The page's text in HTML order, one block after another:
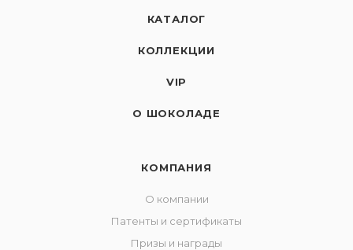
КАТАЛОГ
КОЛЛЕКЦИИ
VIP
О ШОКОЛАДЕ
КОМПАНИЯ
О компании
Патенты и сертификаты
Призы и награды